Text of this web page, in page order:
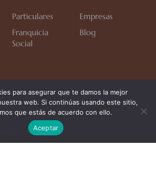
Particulares
Empresas
Franquicia
Social
Blog
Residencial Chapín II Fase, Bloque 6,
(Cádiz)
para asegurar que te damos la mejor
web. Si continúas usando este sitio,
que estás de acuerdo con ello.
Aceptar